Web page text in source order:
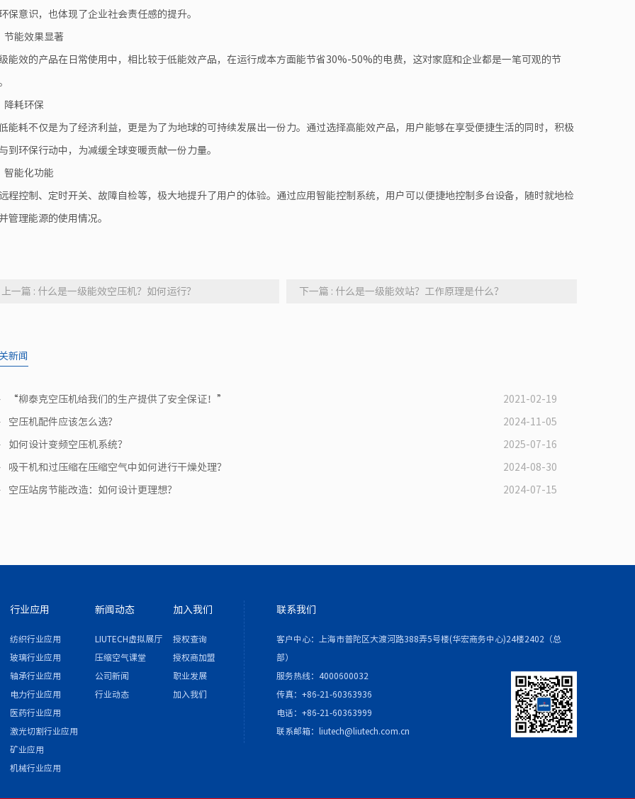
保意识，也体现了企业社会责任感的提升。
节能效果显著
能效的产品在日常使用中，相比较于低能效产品，在运行成本方面能节省30%-50%的电费，这对家庭和企业都是一笔可观的节
降耗环保
能耗不仅是为了经济利益，更是为了为地球的可持续发展出一份力。通过选择高能效产品，用户能够在享受便捷生活的同时，积极
到环保行动中，为减缓全球变暖贡献一份力量。
智能化功能
程控制、定时开关、故障自检等，极大地提升了用户的体验。通过应用智能控制系统，用户可以便捷地控制多台设备，随时就地检
管理能源的使用情况。
上一篇 : 什么是一级能效空压机？如何运行？ 下一篇 : 什么是一级能效站？工作原理是什么？
新闻
“柳泰克空压机给我们的生产提供了安全保证！” 2021-02-19
空压机配件应该怎么选？ 2024-11-05
如何设计变频空压机系统？ 2025-07-16
吸干机和过压缩在压缩空气中如何进行干燥处理？ 2024-08-30
空压站房节能改造：如何设计更理想？ 2024-07-15
行业应用
纺织行业应用
玻璃行业应用
轴承行业应用
电力行业应用
医药行业应用
激光切割行业应用
矿业应用
机械行业应用
新闻动态
LIUTECH虚拟展厅
压缩空气课堂
公司新闻
行业动态
加入我们
授权查询
授权商加盟
职业发展
加入我们
联系我们
客户中心：上海市普陀区大渡河路388弄5号楼(华宏商务中心)24楼2402（总
部）
服务热线：4000600032
传真：+86-21-60363936
电话：+86-21-60363999
联系邮箱： liutech@liutech.com.cn